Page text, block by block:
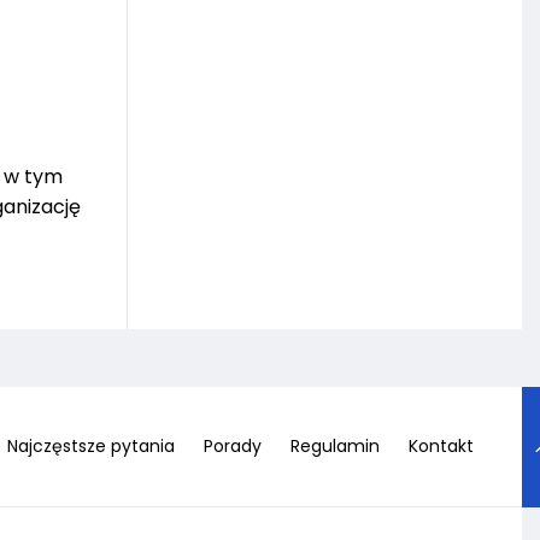
w tym
Najczęstsze pytania Porady Regulamin Kontakt